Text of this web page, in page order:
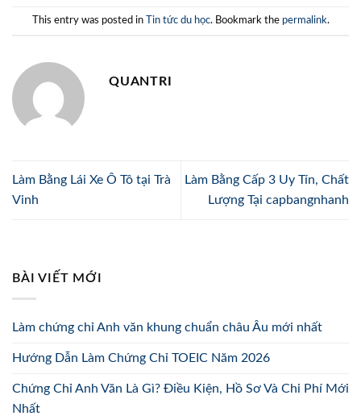
This entry was posted in Tin tức du học. Bookmark the permalink.
QUANTRI
Làm Bằng Lái Xe Ô Tô tại Trà
Vinh
Làm Bằng Cấp 3 Uy Tín, Chất
Lượng Tại capbangnhanh
BÀI VIẾT MỚI
Làm chứng chỉ Anh văn khung chuẩn châu Âu mới nhất
Hướng Dẫn Làm Chứng Chỉ TOEIC Năm 2026
Chứng Chỉ Anh Văn Là Gì? Điều Kiện, Hồ Sơ Và Chi Phí Mới
Nhất